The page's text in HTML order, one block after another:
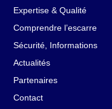
Expertise & Qualité
Comprendre l’escarre
Sécurité, Informations
Actualités
Partenaires
Contact